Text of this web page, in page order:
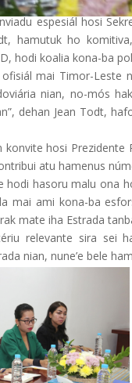
espesiál hosi
hamutuk ho
hodi koalia kona-ba
ofisiál mai Timor-Leste
nian, no-mós
dehan Jean Todt,
konvite hosi
atu hamenus
hodi hasoru malu
mai ami kona-ba
mate iha Estrada
relevante sira sei
nian, nune’e bele